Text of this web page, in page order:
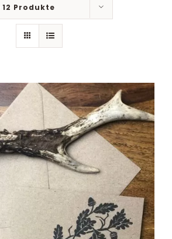
12 Produkte